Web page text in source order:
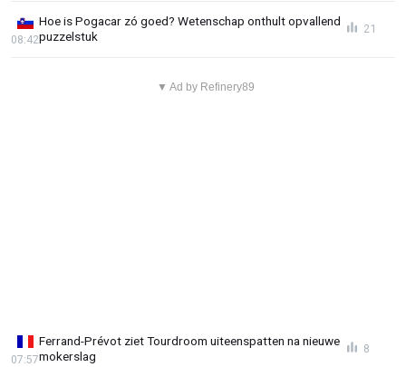
Hoe is Pogacar zó goed? Wetenschap onthult opvallend
puzzelstuk
08:42
21
▼ Ad by Refinery89
Ferrand-Prévot ziet Tourdroom uiteenspatten na nieuwe
mokerslag
07:57
8